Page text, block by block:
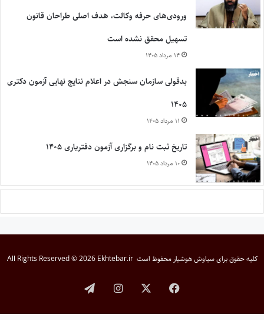
ورودی‌های حرفه وکالت، هدف اصلی طراحان قانون
تسهیل محقق نشده است
۱۴ مرداد ۱۴۰۵
بدقولی سازمان سنجش در اعلام نتایج نهایی آزمون دکتری
۱۴۰۵
۱۱ مرداد ۱۴۰۵
تاریخ ثبت نام و برگزاری آزمون دفتریاری ۱۴۰۵
۱۰ مرداد ۱۴۰۵
کلیه حقوق برایسیاوش هوشیار محفوظ است All Rights Reserved © 2026 Ekhtebar.ir